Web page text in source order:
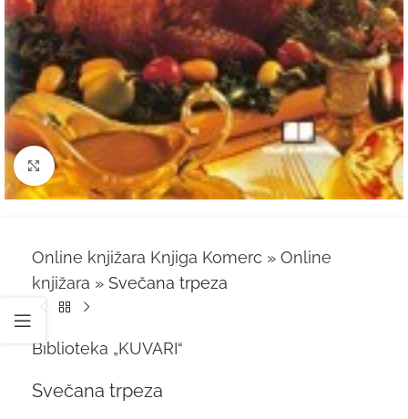
Kliknite za uvećanje
Online knjižara Knjiga Komerc » Online
knjižara » Svečana trpeza
Biblioteka „KUVARI“
Svečana trpeza